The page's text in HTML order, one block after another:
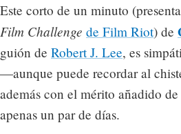
Este corto de un minuto
Film Challenge de Film Riot) de
guión de Robert J. Lee, es
—aunque puede recordar al
además con el mérito añadido
apenas un par de días.